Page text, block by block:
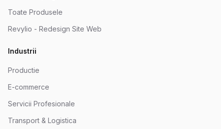
Toate Produsele
Revylio - Redesign Site Web
Industrii
Productie
E-commerce
Servicii Profesionale
Transport & Logistica